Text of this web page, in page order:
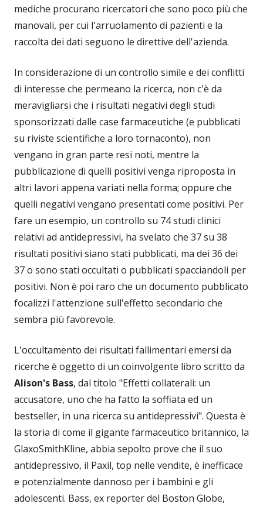
mediche procurano ricercatori che sono poco più che
manovali, per cui l'arruolamento di pazienti e la
raccolta dei dati seguono le direttive dell'azienda.
In considerazione di un controllo simile e dei conflitti
di interesse che permeano la ricerca, non c'è da
meravigliarsi che i risultati negativi degli studi
sponsorizzati dalle case farmaceutiche (e pubblicati
su riviste scientifiche a loro tornaconto), non
vengano in gran parte resi noti, mentre la
pubblicazione di quelli positivi venga riproposta in
altri lavori appena variati nella forma; oppure che
quelli negativi vengano presentati come positivi. Per
fare un esempio, un controllo su 74 studi clinici
relativi ad antidepressivi, ha svelato che 37 su 38
risultati positivi siano stati pubblicati, ma dei 36 dei
37 o sono stati occultati o pubblicati spacciandoli per
positivi. Non è poi raro che un documento pubblicato
focalizzi l'attenzione sull'effetto secondario che
sembra più favorevole.
L'occultamento dei risultati fallimentari emersi da
ricerche è oggetto di un coinvolgente libro scritto da
Alison's Bass, dal titolo "Effetti collaterali: un
accusatore, uno che ha fatto la soffiata ed un
bestseller, in una ricerca su antidepressivi". Questa è
la storia di come il gigante farmaceutico britannico, la
GlaxoSmithKline, abbia sepolto prove che il suo
antidepressivo, il Paxil, top nelle vendite, è inefficace
e potenzialmente dannoso per i bambini e gli
adolescenti. Bass, ex reporter del Boston Globe,